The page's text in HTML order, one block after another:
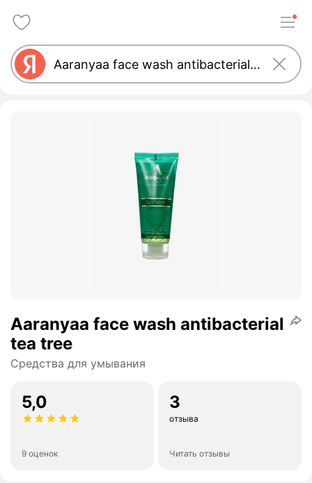
Aaranyaa face wash antibacterial
tea tree
Средства для умывания
5,0
9 оценок
3
отзыва
Читать отзывы